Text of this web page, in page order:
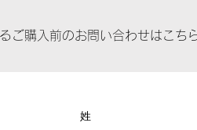
ご購入前のお問い合わせはこち
姓